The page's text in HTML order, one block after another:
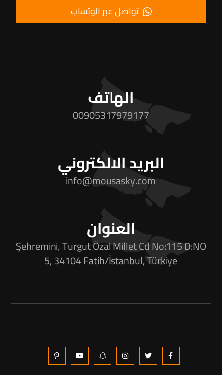
تواصل عبر الوتساب
الهاتف
00905317979177
البريد الالكتروني
info@mousasky.com
العنوان
Şehremini, Turgut Özal Millet Cd No:115 D:NO
5, 34104 Fatih/İstanbul, Türkiye